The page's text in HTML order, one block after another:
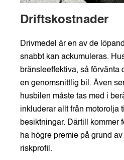
Driftskostnader
Drivmedel är en av de
snabbt kan ackumuleras.
bränsleeffektiva, så förvänta
en genomsnittlig bil. Även
husbilen måste tas med i
inkluderar allt från motorolja
besiktningar. Därtill kommer
ha högre premie på grund
riskprofil.